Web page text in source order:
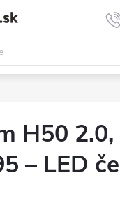
H50
– LED